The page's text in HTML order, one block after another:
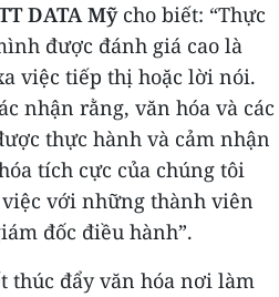
DATA Mỹ cho biết: “Thực
được đánh giá cao là
việc tiếp thị hoặc lời nói.
nhận rằng, văn hóa và các
thực hành và cảm nhận
tích cực của chúng tôi
với những thành viên
đốc điều hành”.
thúc đẩy văn hóa nơi làm